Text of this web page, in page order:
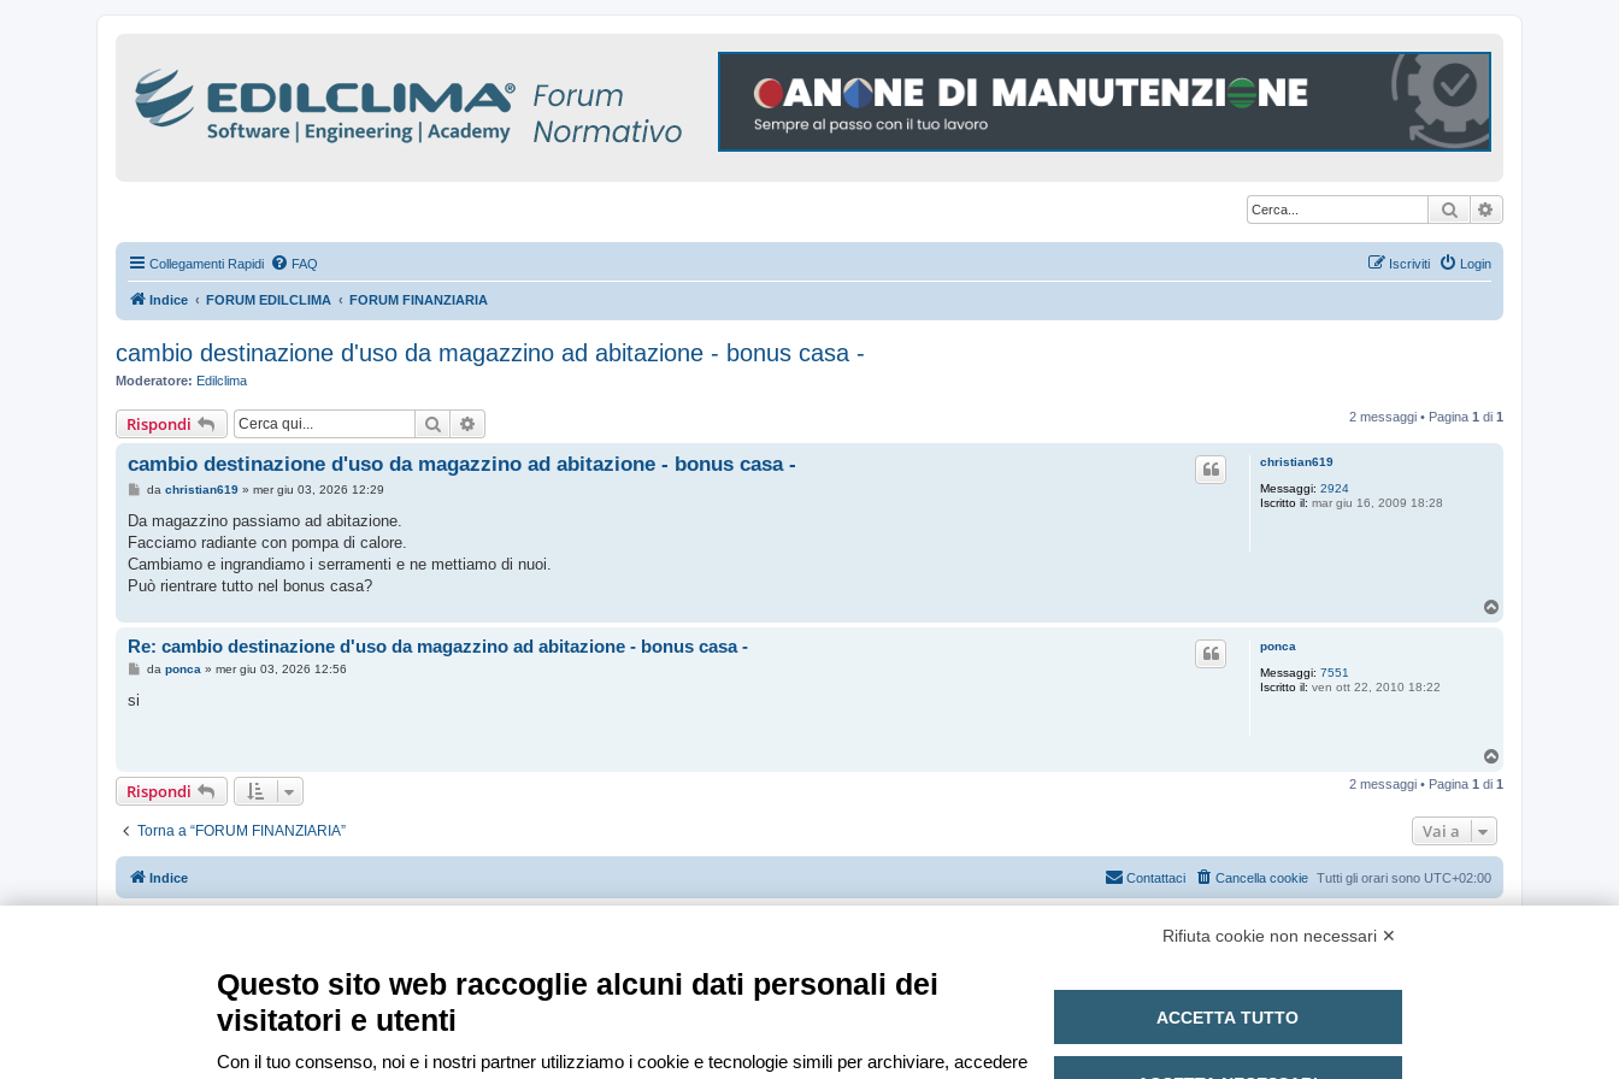
Cerca
Collegamenti Rapidi FAQ Login
Iscriviti
Indice FORUM EDILCLIMA FORUM FINANZIARIA
cambio destinazione d'uso da magazzino ad abitazione - bonus casa -
Moderatore: Edilclima
Rispondi Cerca 2 messaggi • Pagina 1 di 1
christian619
Messaggi: 2924
Iscritto il: mar giu 16, 2009 18:28
cambio destinazione d'uso da magazzino ad abitazione - bonus casa -
M
s
a
g
i
da christian619» mer giu 03, 2026 12:29
Da magazzino passiamo ad abitazione.
Facciamo radiante con pompa di calore.
Cambiamo e ingrandiamo i serramenti e ne mettiamo di nuoi.
Può rientrare tutto nel bonus casa?
ponca
Messaggi: 7551
Iscritto il: ven ott 22, 2010 18:22
Re: cambio destinazione d'uso da magazzino ad abitazione - bonus casa -
Mda ponca » mer giu 03, 2026 12:56
si
p
Rispondi 2 messaggi • Pagina 1 di 1
Torna a “FORUM FINANZIARIA” Vai a
Indice Tutti gli orari sono UTC+02:00
Cancella cookie
Contattaci
Rifiuta cookie non necessari ✕
Questo sito web raccoglie alcuni dati personali dei
visitatori e utenti
Con il tuo consenso, noi e i nostri partner utilizziamo i cookie e tecnologie simili per archiviare, accedere
ACCETTA TUTTO